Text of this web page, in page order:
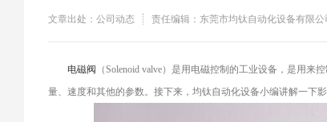
文章出处：公司动态 责任编辑：东莞市均钛自动化设备有限公
​电磁阀
（Solenoid valve）是用电磁控制的工业设备，是用
量、速度和其他的参数。接下来，均钛自动化设备小编讲解一下